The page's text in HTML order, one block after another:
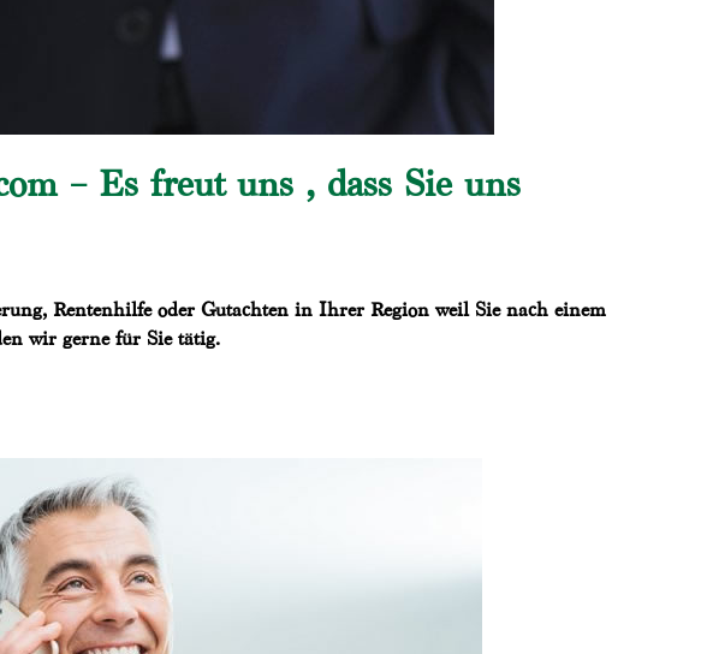
– Es freut uns , dass Sie uns
Rentenhilfe oder Gutachten in Ihrer Region weil Sie nach einem
wir gerne für Sie tätig.